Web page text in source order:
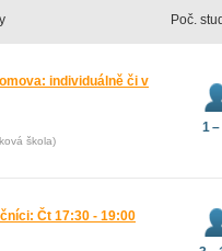
Poč.
individuálně či v
škola)
1
Čt 17:30 - 19:00